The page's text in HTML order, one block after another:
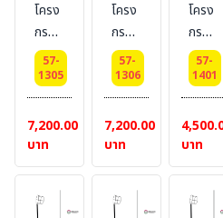
โครง
กรวย
ลม
บอก
ทิศทาง
Dai
45
cm.
สูง
57-
1305
7,200.00
บาท
โครง
กรวย
ลม
บอก
ทิศทาง
Dai
45
cm.
สูง 3
57-
1306
7,200.00
บาท
โครง
กรวย
ลม
บอก
ทิศทาง
Dai
50
cm.
57-
1401
บาท